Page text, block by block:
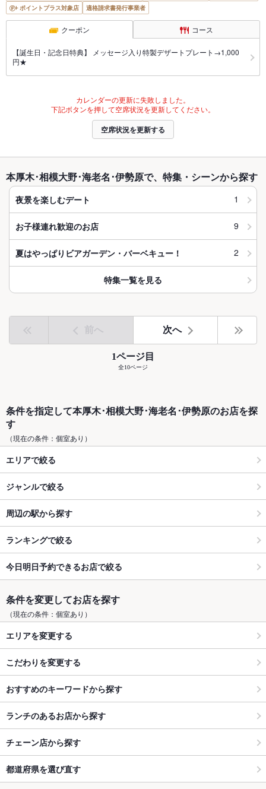
ポイントプラス対象店
適格請求書発行事業者
クーポン コース
【誕生日・記念日特典】 メッセージ入り特製デザートプレート→1,000
円★
カレンダーの更新に失敗しました。
下記ボタンを押して空席状況を更新してください。
空席状況を更新する
本厚木･相模大野･海老名･伊勢原で、特集・シーンから探す
夜景を楽しむデート 1
お子様連れ歓迎のお店 9
夏はやっぱりビアガーデン・バーベキュー！ 2
特集一覧を見る
前へ 次へ
1ページ目
全10ページ
条件を指定して本厚木･相模大野･海老名･伊勢原のお店を探
す
（現在の条件：個室あり）
エリアで絞る
ジャンルで絞る
周辺の駅から探す
ランキングで絞る
今日明日予約できるお店で絞る
条件を変更してお店を探す
（現在の条件：個室あり）
エリアを変更する
こだわりを変更する
おすすめのキーワードから探す
ランチのあるお店から探す
チェーン店から探す
都道府県を選び直す